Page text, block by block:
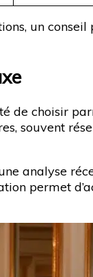
un
de choisir
souvent
analyse
permet